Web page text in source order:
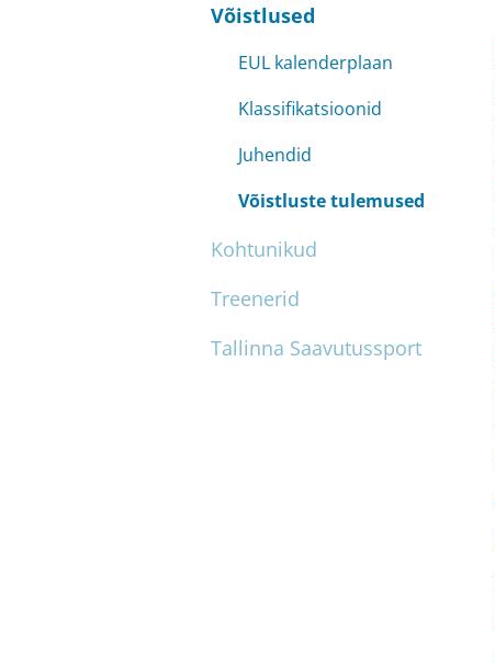
Võistlused
EUL kalenderplaan
Klassifikatsioonid
Juhendid
Võistluste tulemused
Kohtunikud
Treenerid
Tallinna Saavutussport